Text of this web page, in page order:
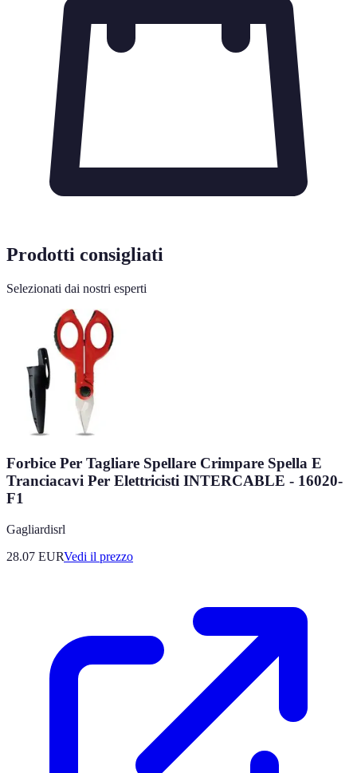
Prodotti consigliati
Selezionati dai nostri esperti
Forbice Per Tagliare Spellare Crimpare Spella E
Tranciacavi Per Elettricisti INTERCABLE - 16020-
F1
Gagliardisrl
28.07 EURVedi il prezzo